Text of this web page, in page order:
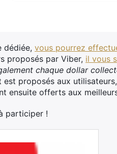
dédiée, vous pourrez
proposés par Viber, il vous
chaque dollar
proposés aux
ensuite offerts aux
participer !